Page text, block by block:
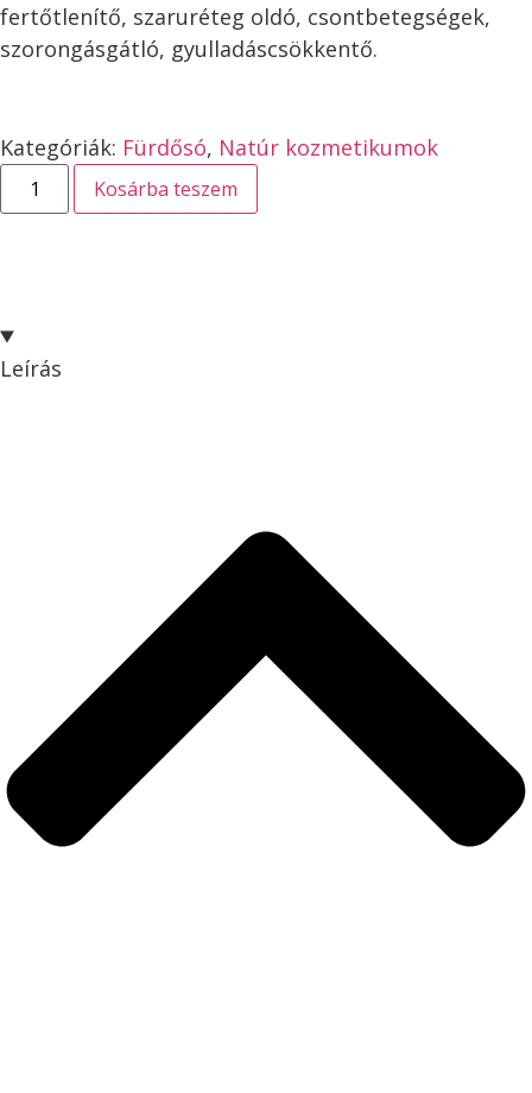
fertőtlenítő, szaruréteg oldó, csontbetegségek,
szorongásgátló, gyulladáscsökkentő.
Kategóriák: Fürdősó, Natúr kozmetikumok
Kosárba teszem
Leírás